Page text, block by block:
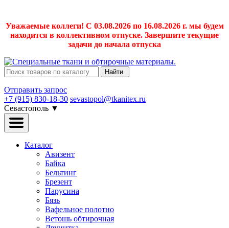
Уважаемые коллеги! С 03.08.2026 по 16.08.2026 г. мы будем
находится в коллективном отпуске. Завершите текущие
задачи до начала отпуска
Найти
Отправить запрос
+7 (915) 830-18-30 sevastopol@tkanitex.ru
Севастополь ▼
Каталог
Авизент
Байка
Бельтинг
Брезент
Парусина
Бязь
Вафельное полотно
Ветошь обтирочная